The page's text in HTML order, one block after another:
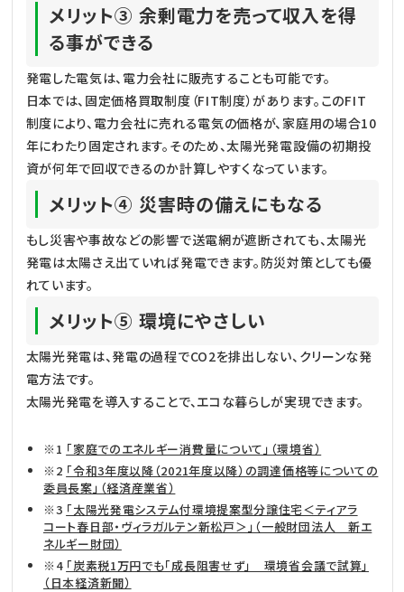
メリット③ 余剰電力を売って収入を得
る事ができる
発電した電気は、電力会社に販売することも可能です。
日本では、固定価格買取制度（FIT制度）があります。このFIT
制度により、電力会社に売れる電気の価格が、家庭用の場合10
年にわたり固定されます。そのため、太陽光発電設備の初期投
資が何年で回収できるのか計算しやすくなっています。
メリット④ 災害時の備えにもなる
もし災害や事故などの影響で送電網が遮断されても、太陽光
発電は太陽さえ出ていれば発電できます。防災対策としても優
れています。
メリット⑤ 環境にやさしい
太陽光発電は、発電の過程でCO2を排出しない、クリーンな発
電方法です。
太陽光発電を導入することで、エコな暮らしが実現できます。
※1 「家庭でのエネルギー消費量について」（環境省）
※2 「令和3年度以降（2021年度以降）の調達価格等についての
委員長案」（経済産業省）
※3 「太陽光発電システム付環境提案型分譲住宅＜ティアラ
コート春日部・ヴィラガルテン新松戸＞」（一般財団法人 新エ
ネルギー財団）
※4 「炭素税1万円でも「成長阻害せず」 環境省会議で試算」
（日本経済新聞）